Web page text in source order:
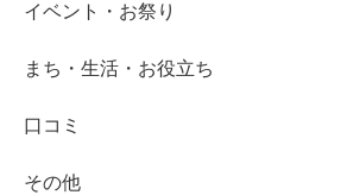
イベント・お祭り
まち・生活・お役立ち
口コミ
その他